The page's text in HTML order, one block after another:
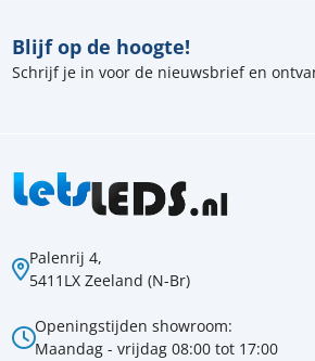
Palenrij 4,
5411LX Zeeland (N-Br)
Openingstijden showroom:
Maandag - vrijdag 08:00 tot 17:00
Blijf op de hoogte!
Schrijf je in voor de nieuwsbrief en